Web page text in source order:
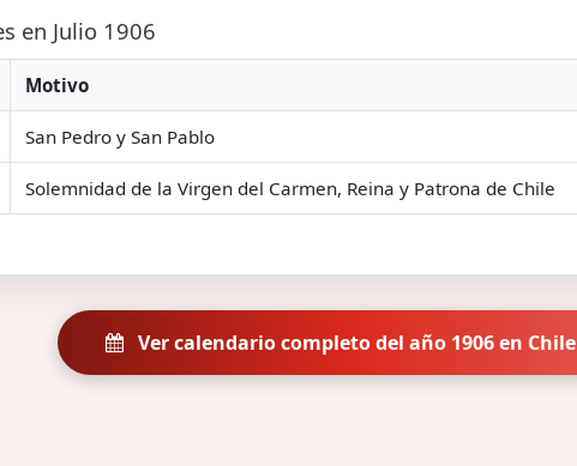
en Julio 1906
Motivo
San Pedro y San Pablo
Solemnidad de la Virgen del Carmen, Reina y Patrona de Chile
Ver calendario completo del año 1906 en Chile